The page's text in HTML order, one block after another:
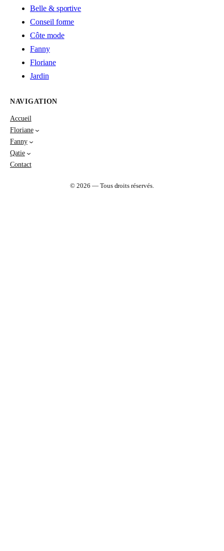
Belle & sportive
Conseil forme
Côte mode
Fanny
Floriane
Jardin
NAVIGATION
Accueil
Floriane
Fanny
Qatie
Contact
© 2026 — Tous droits réservés.